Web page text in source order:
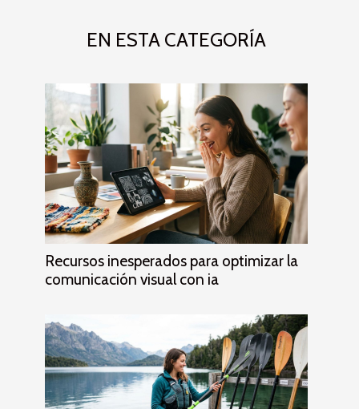
EN ESTA CATEGORÍA
Recursos inesperados para optimizar la
comunicación visual con ia